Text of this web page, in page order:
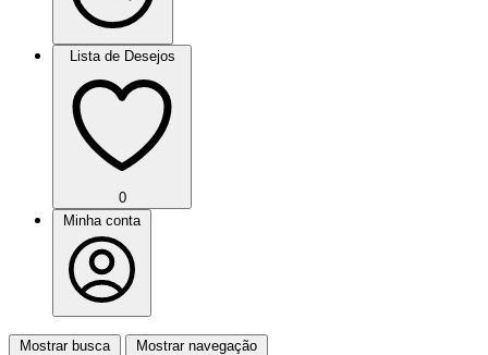
Lista de Desejos
0
Minha conta
Mostrar busca Mostrar navegação